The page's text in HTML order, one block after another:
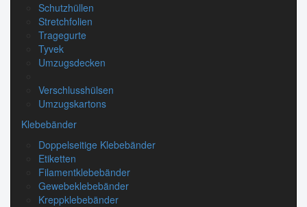
Schutzhüllen
Stretchfolien
Tragegurte
Tyvek
Umzugsdecken
Verschlusshülsen
Umzugskartons
Klebebänder
Doppelseitige Klebebänder
Etiketten
Filamentklebebänder
Gewebeklebebänder
Kreppklebebänder